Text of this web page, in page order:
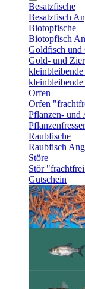
Besatzfische
Besatzfisch
Biotopfische
Biotopfisch
Goldfisch und
Gold- und
kleinbleibende
Orfen
Orfen
Pflanzen- und
Raubfische
Raubfisch
Störe
Stör
Gutschein